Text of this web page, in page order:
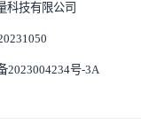
科技有限公司
2023004234号-3A